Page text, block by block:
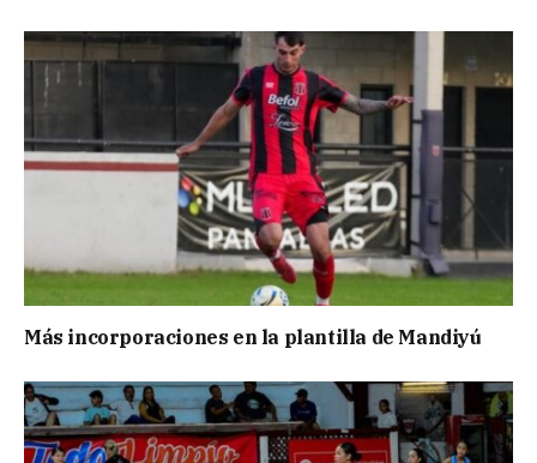
Más incorporaciones en la plantilla de Mandiyú